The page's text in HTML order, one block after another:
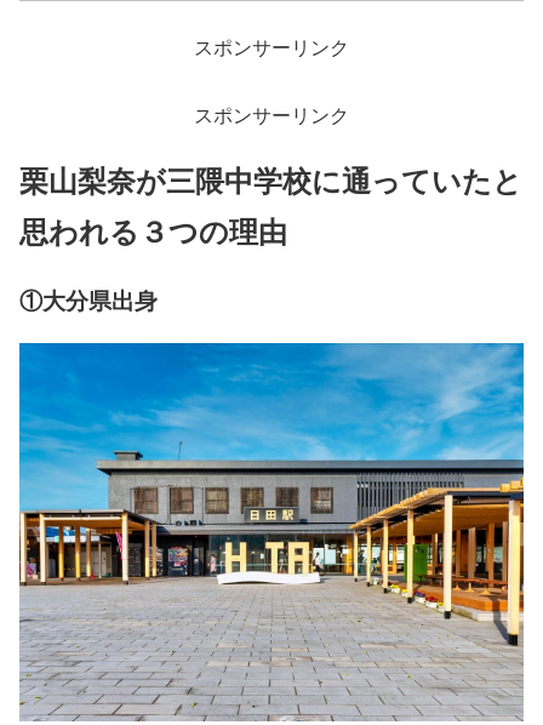
スポンサーリンク
スポンサーリンク
栗山梨奈が三隈中学校に通っていたと
思われる３つの理由
①大分県出身